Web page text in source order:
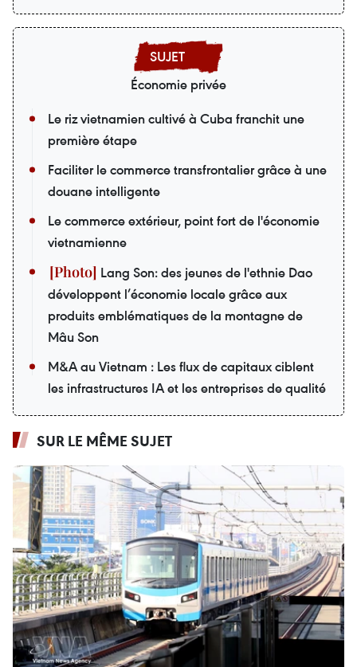
Économie privée
Le riz vietnamien cultivé à Cuba franchit une
première étape
Faciliter le commerce transfrontalier grâce à une
douane intelligente
Le commerce extérieur, point fort de l'économie
vietnamienne
Lang Son: des jeunes de l'ethnie Dao
développent l’économie locale grâce aux
produits emblématiques de la montagne de
Mâu Son
M&A au Vietnam : Les flux de capitaux ciblent
les infrastructures IA et les entreprises de qualité
SUR LE MÊME SUJET